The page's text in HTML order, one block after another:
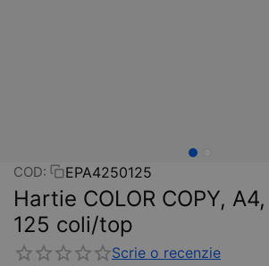
COD: EPA4250125
Hartie COLOR COPY,
125 coli/top
Scrie o recenzie